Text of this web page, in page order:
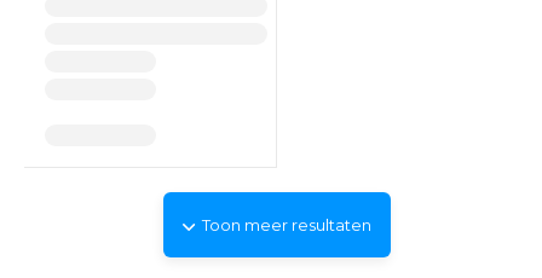
Toon meer resultaten